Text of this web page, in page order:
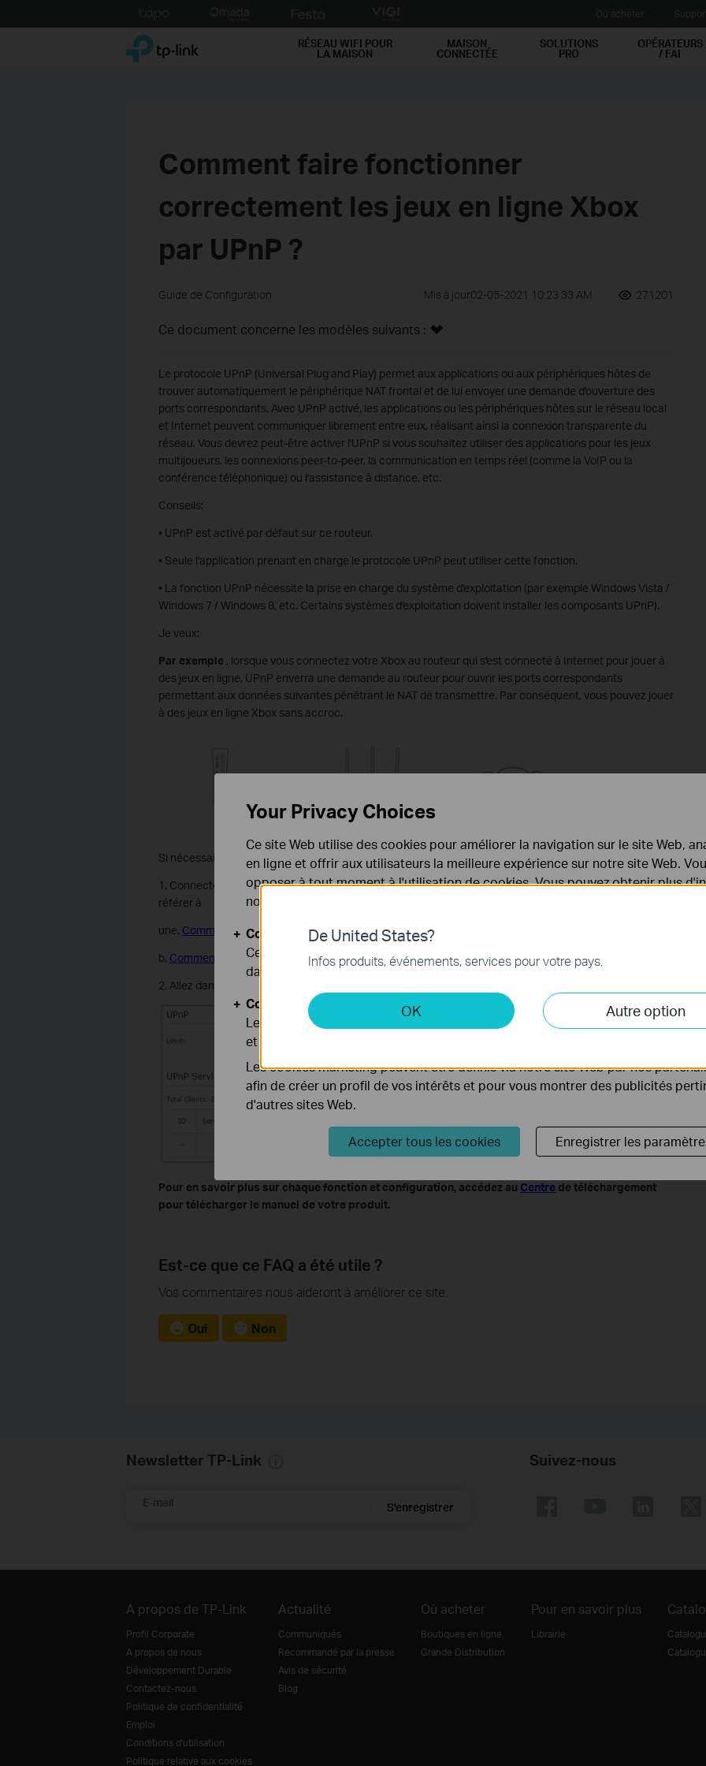
to
TP-Link, Reliably Smart RÉSEAU WIFI POUR
LA MAISON
MAISON
CONNECTÉE
SOLUTIONS
PRO
OPÉRATEURS
/ FAI
Comment faire fonctionner
correctement les jeux en ligne Xbox
par UPnP ?
Guide de Configuration Mis à jour02-05-2021 10:23:33 AM 271201
Ce document concerne les modèles suivants :
Le protocole UPnP (Universal Plug and Play) permet aux applications ou aux périphériques hôtes de
trouver automatiquement le périphérique NAT frontal et de lui envoyer une demande d'ouverture des
ports correspondants. Avec UPnP activé, les applications ou les périphériques hôtes sur le réseau local
et Internet peuvent communiquer librement entre eux, réalisant ainsi la connexion transparente du
réseau. Vous devrez peut-être activer l'UPnP si vous souhaitez utiliser des applications pour les jeux
multijoueurs, les connexions peer-to-peer, la communication en temps réel (comme la VoIP ou la
conférence téléphonique) ou l'assistance à distance, etc.
Conseils:
• UPnP est activé par défaut sur ce routeur.
• Seule l'application prenant en charge le protocole UPnP peut utiliser cette fonction.
• La fonction UPnP nécessite la prise en charge du système d'exploitation (par exemple Windows Vista /
Windows 7 / Windows 8, etc. Certains systèmes d'exploitation doivent installer les composants UPnP).
Je veux:
Par exemple , lorsque vous connectez votre Xbox au routeur qui s'est connecté à Internet pour jouer à
des jeux en ligne, UPnP enverra une demande au routeur pour ouvrir les ports correspondants
permettant aux données suivantes pénétrant le NAT de transmettre. Par conséquent, vous pouvez jouer
à des jeux en ligne Xbox sans accroc.
Si nécessaire, vous pouvez suivre les étapes pour modifier l'état de UPnP.
1. Connectez-vous à l'interface Web du routeur. Si vous ne savez pas comment faire cela, veuillez vous
référer à
une. Comment se connecter à l'interface Web des routeurs Wi-Fi (nouveau logo)?
b. Comment se connecter à l'interface Web des routeurs Wi-Fi (nouveau logo)?
2. Allez dans
Pour en savoir plus sur chaque fonction et configuration, accédez au Centrede téléchargement
pour télécharger le manuel de votre produit.
Est-ce que ce FAQ a été utile ?
Vos commentaires nous aideront à améliorer ce site.
Oui Non
Newsletter TP-Link
E-mail S'enregistrer
Suivez-nous
A propos de TP-Link
Profil Corporate
A propos de nous
Développement Durable
Contactez-nous
Politique de confidentialité
Emploi
Conditions d'utilisation
Politique relative aux cookies
Actualité
Communiqués
Recommandé par la presse
Avis de sécurité
Blog
Où acheter
Boutiques en ligne
Grande Distribution
Pour en savoir plus
Librairie
De United States?
Infos produits, événements, services pour votre pays.
OK Autre option
Your Privacy Choices
Ce site Web utilise des cookies pour améliorer la navigation sur le site Web,
en ligne et offrir aux utilisateurs la meilleure expérience sur notre site Web.
opposer à tout moment à l'utilisation de cookies. Vous pouvez obtenir plus
notre
Cookies basiques
Ces cookies sont nécessaires au fonctionnement du site Web et ne peuvent
dans vos systèmes.
Cookies d'analyse et marketing
Les cookies d'analyse nous permettent d'analyser vos activités sur notre site
et ajuster les fonctionnalités de notre site Web.
Les cookies marketing peuvent être définis via notre site Web par nos
afin de créer un profil de vos intérêts et pour vous montrer des publicités
d'autres sites Web.
Accepter tous les cookies Enregistrer les